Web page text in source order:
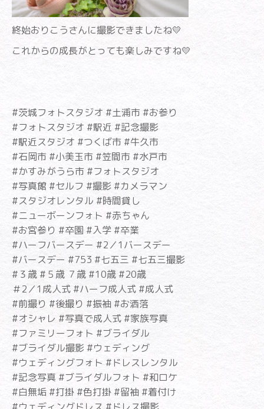
終始おりこうさんに撮影できましたね💛
これからの成長がとっても楽しみですね💛
#茨城フォトスタジオ #土浦市 #お参り
#フォトスタジオ #駅近 #記念撮影
#駅近スタジオ #つくば市 #牛久市
#石岡市 #小美玉市 #笠間市 #水戸市
#かすみがうら市 #フォトスタジオ
#写真館 #セルフ #撮影 #カメラマン
#スタジオレンタル #時間貸し
#ニューボーンフォト #赤ちゃん
#お宮参り #卒園 #入学 #卒業
#ハーフバースデー #2／1バースデー
#バースデー #753 #七五三 #七五三撮影
#３歳 #５歳 ７歳 #10歳 #20歳
＃2／1成人式 #ハーフ成人式 #成人式
#前撮り #後撮り #振袖 #お洒落
#オシャレ #写真で成人式 #家族写真
#ファミリーフォト #ブライダル
#ブライダル撮影 #ウェディング
#ウェディングフォト #ドレスレンタル
#記念写真 #ブライダルフォト #和ロケ
#白無垢 #打掛 #色打掛 #留袖 #着付け